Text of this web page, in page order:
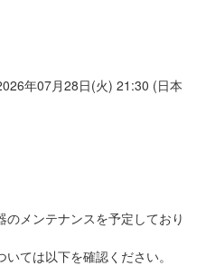
年07月28日(火) 21:30 (日本
メンテナンスを予定しており
ては以下を確認ください。